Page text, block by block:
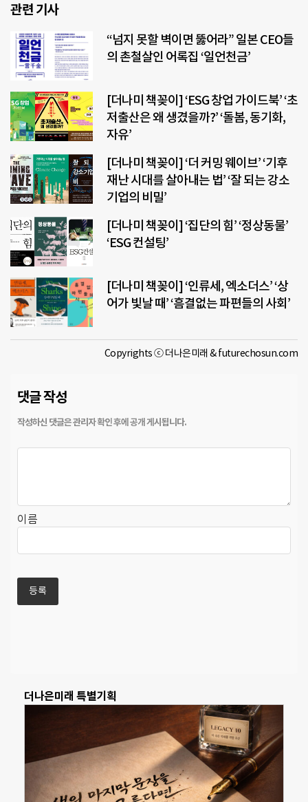
관련 기사
“넘지 못할 벽이면 뚫어라” 일본 CEO들
의 촌철살인 어록집 ‘일언천금’
[더나미 책꽂이] ‘ESG 창업 가이드북’ ‘초
저출산은 왜 생겼을까?’ ‘돌봄, 동기화,
자유’
[더나미 책꽂이] ‘더 커밍 웨이브’ ‘기후
재난 시대를 살아내는 법’ ‘잘 되는 강소
기업의 비밀’
[더나미 책꽂이] ‘집단의 힘’ ‘정상동물’
‘ESG 컨설팅’
[더나미 책꽂이] ‘인류세, 엑소더스’ ‘상
어가 빛날 때’ ‘흠결없는 파편들의 사회’
Copyrights ⓒ 더나은미래 & futurechosun.com
댓글 작성
이름
더나은미래 특별기획